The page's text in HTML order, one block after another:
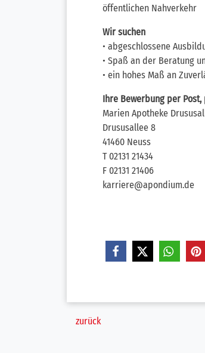
öffentlichen Nahverkehr
Wir suchen
• abgeschlossene
• Spaß an der Beratung
• ein hohes Maß an
Ihre Bewerbung per
Marien Apotheke
Drususallee 8
41460 Neuss
T 02131 21434
F 02131 21406
karriere@apondium.de
zurück